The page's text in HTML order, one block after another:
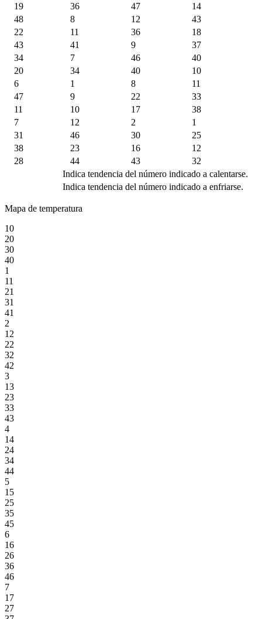
19
36 47
14
48
8 12
43
22
11 36
18
43
41 9
37
34
7 46
40
20
34 40
10
6
1 8
11
47
9 22
33
11
10 17
38
7
12 2
1
31
46 30
25
38
23 16
12
28
44 43
32
Indica tendencia del número indicado a calentarse.
Indica tendencia del número indicado a enfriarse.
Mapa de temperatura
10
20
30
40
1
11
21
31
41
2
12
22
32
42
3
13
23
33
43
4
14
24
34
44
5
15
25
35
45
6
16
26
36
46
7
17
27